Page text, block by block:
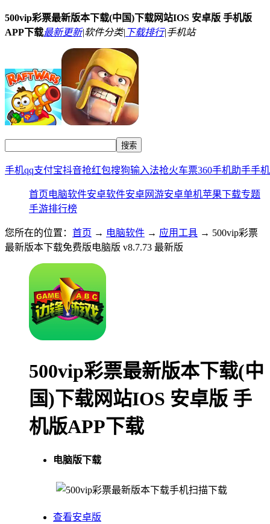
500vip彩票最新版本下载(中国)下载网站IOS 安卓版 手机版
APP下载最新更新|软件分类| 下载排行|手机站
手机qq支付宝抖音抢红包搜狗输入法抢火车票360手机助手手
首页电脑软件安卓软件安卓网游安卓单机苹果下载专题
手游排行榜
您所在的位置： 首页 → 电脑软件 → 应用工具 → 500vip彩票
最新版本下载免费版电脑版 v8.7.73 最新版
500vip彩票最新版本下载(中
国)下载网站IOS 安卓版 手
机版APP下载
电脑版下载
手机扫描下载
查看安卓版